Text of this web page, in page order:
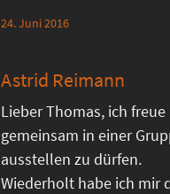
24. Juni 2016
Astrid Reimann
Lieber Thomas, ich
gemeinsam in einer
ausstellen zu dürfen.
Wiederholt habe ich mir